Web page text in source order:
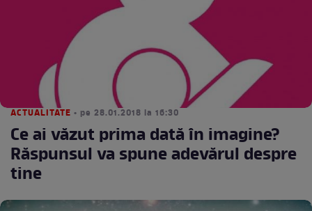
ACTUALITATE • pe 28.01.2018 la 16:30
Ce ai văzut prima dată în imagine?
Răspunsul va spune adevărul despre
tine